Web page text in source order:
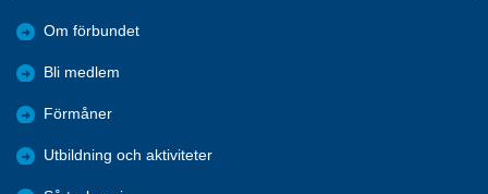
Om förbundet
Bli medlem
Förmåner
Utbildning och aktiviteter